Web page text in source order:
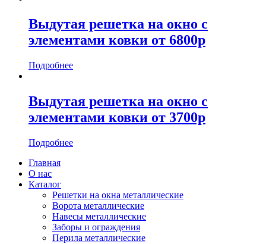
Выдутая решетка на окно с
элементами ковки от 6800р
Подробнее
Выдутая решетка на окно с
элементами ковки от 3700р
Подробнее
Главная
О нас
Каталог
Решетки на окна металлические
Ворота металлические
Навесы металлические
Заборы и ограждения
Перила металлические